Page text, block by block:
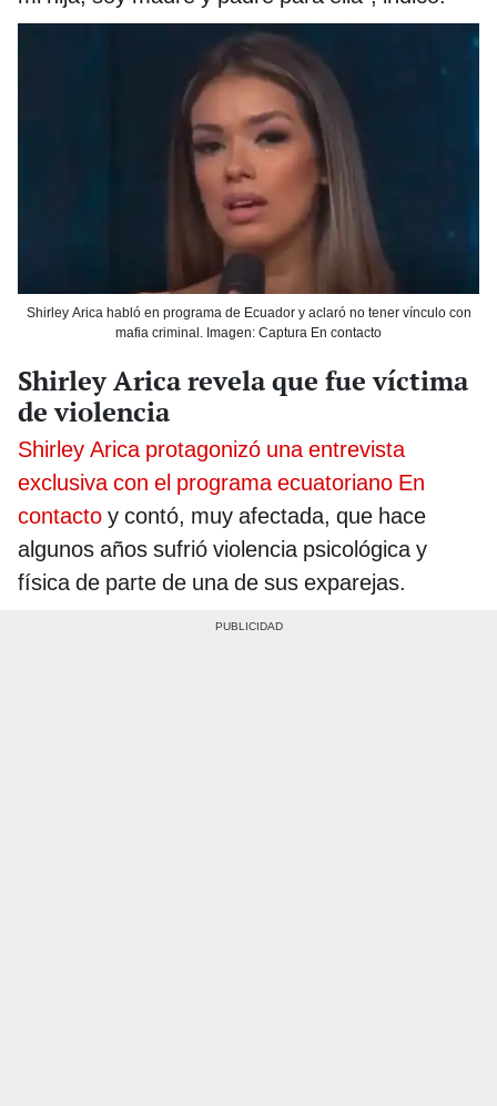
Shirley Arica habló en programa de Ecuador y aclaró no tener vínculo con
mafia criminal. Imagen: Captura En contacto
Shirley Arica revela que fue víctima
de violencia
Shirley Arica protagonizó una entrevista
exclusiva con el programa ecuatoriano En
contacto y contó, muy afectada, que hace
algunos años sufrió violencia psicológica y
física de parte de una de sus exparejas.